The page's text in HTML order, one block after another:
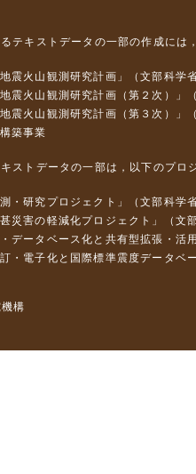
テキストデータの一部の作成には
震火山観測研究計画」（文部科学
震火山観測研究計画（第２次）」
震火山観測研究計画（第３次）」
築事業
ストデータの一部は，以下のプロ
・研究プロジェクト」（文部科
災害の軽減化プロジェクト」（
・データベース化と共有型拡張・
訂・電子化と国際標準震度データ
構